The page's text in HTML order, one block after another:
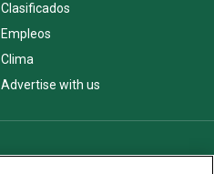
Clasificados
Empleos
Clima
Advertise with us